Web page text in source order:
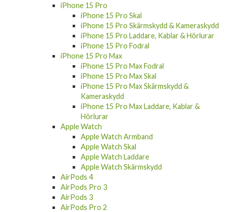
iPhone 15 Pro
iPhone 15 Pro Skal
iPhone 15 Pro Skärmskydd & Kameraskydd
iPhone 15 Pro Laddare, Kablar & Hörlurar
iPhone 15 Pro Fodral
iPhone 15 Pro Max
iPhone 15 Pro Max Fodral
iPhone 15 Pro Max Skal
iPhone 15 Pro Max Skärmskydd &
Kameraskydd
iPhone 15 Pro Max Laddare, Kablar &
Hörlurar
Apple Watch
Apple Watch Armband
Apple Watch Skal
Apple Watch Laddare
Apple Watch Skärmskydd
AirPods 4
AirPods Pro 3
AirPods 3
AirPods Pro 2